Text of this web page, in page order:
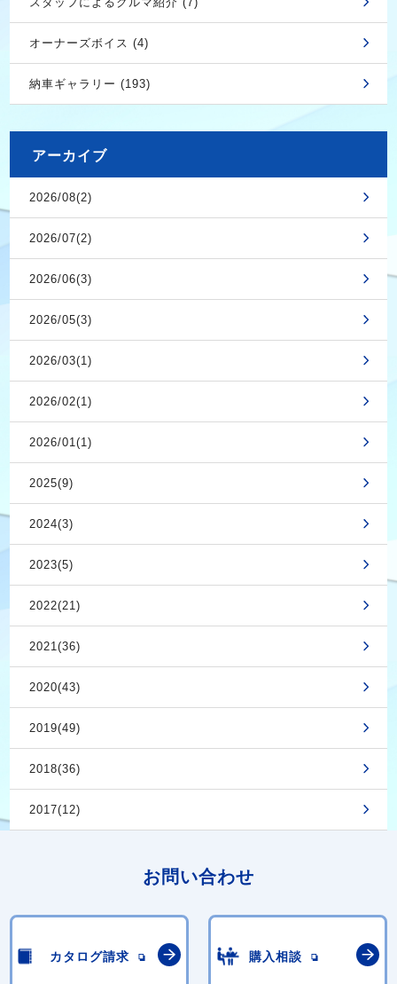
オーナーズボイス (4)
納車ギャラリー (193)
アーカイブ
2026/08(2)
2026/07(2)
2026/06(3)
2026/05(3)
2026/03(1)
2026/02(1)
2026/01(1)
2025(9)
2024(3)
2023(5)
2022(21)
2021(36)
2020(43)
2019(49)
2018(36)
2017(12)
お問い合わせ
カタログ請求 購入相談